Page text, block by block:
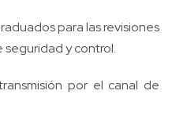
para las revisiones
seguridad y control.
por el canal de